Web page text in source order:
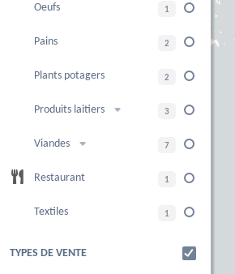
Oeufs 1
Pains 2
Plants potagers 2
Produits laitiers 3
Viandes 7
Restaurant 1
Textiles 1
TYPES DE VENTE